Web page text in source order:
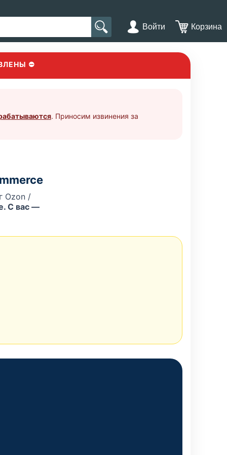
Войти Корзина
⛔
. Приносим извинения за
Ozon /
С вас —